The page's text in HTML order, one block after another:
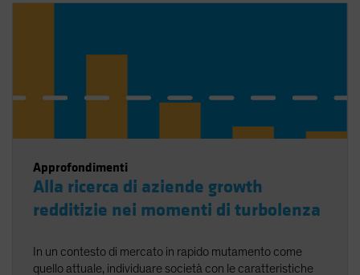
Approfondimenti
Alla ricerca di aziende growth
redditizie nei momenti di turbolenza
In un contesto di mercato in rapido mutamento come
quello attuale, individuare società con le caratteristiche